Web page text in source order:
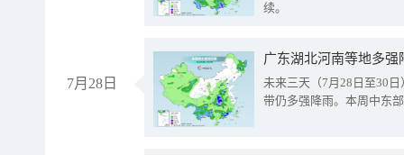
续。
7月28日
广东湖北河南等地多
未来三天（7月28日至30
带仍多强降雨。本周中东